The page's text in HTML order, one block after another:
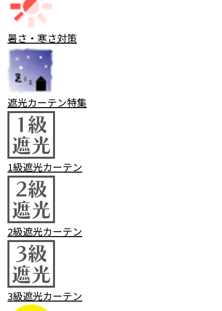
暑さ・寒さ対策
遮光カーテン特集
1級遮光カーテン
2級遮光カーテン
3級遮光カーテン